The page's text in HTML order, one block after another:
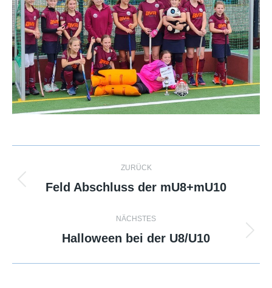
Kommentarnavigation
ZURÜCK
Vorheriger
Feld Abschluss der mU8+mU10
NÄCHSTES
Nächster
Halloween bei der U8/U10